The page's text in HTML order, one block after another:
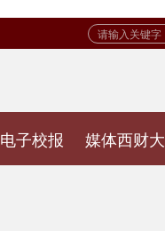
电子校报 媒体西财大